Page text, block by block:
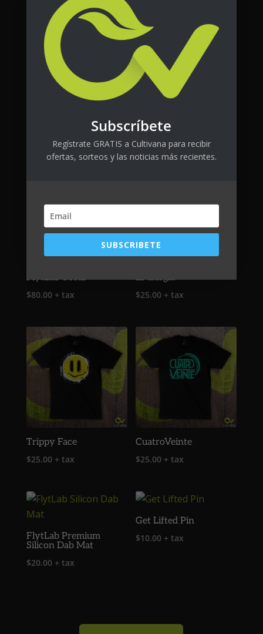
Destacados
FlytLab CTRL
$80.00 + tax
Es alergia
$25.00 + tax
Trippy Face
$25.00 + tax
CuatroVeinte
$25.00 + tax
FlytLab Premium
Silicon Dab Mat
$20.00 + tax
Get Lifted Pin
$10.00 + tax
Subscríbete
Regístrate GRATIS a Cultivana para recibir
ofertas, sorteos y las noticias más recientes.
SUBSCRIBETE